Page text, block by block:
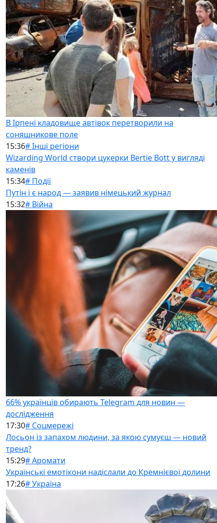
В Ірпені кладовище автівок перетворили на
соняшникове поле
15:36# Інші регіони
Wizarding World створи цукерки Bertie Bott у вигляді
каменів
15:34# Події
Путін і є народ — заявив німецький журнал
15:32# Війна
66% українців обирають Telegram для новин —
дослідження
17:30# Соцмережі
Лосьон із запахом людини, за якою сумуєш — новий
тренд?
15:29# Аромати
Українські емотікони надіслали до Кремнієвої долини
17:26# Україна